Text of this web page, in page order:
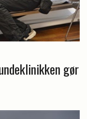
gør